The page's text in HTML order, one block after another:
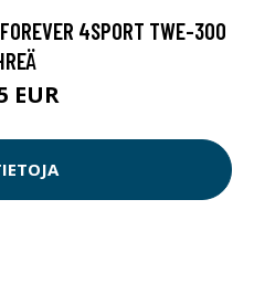
4SPORT TWE-300
EUR